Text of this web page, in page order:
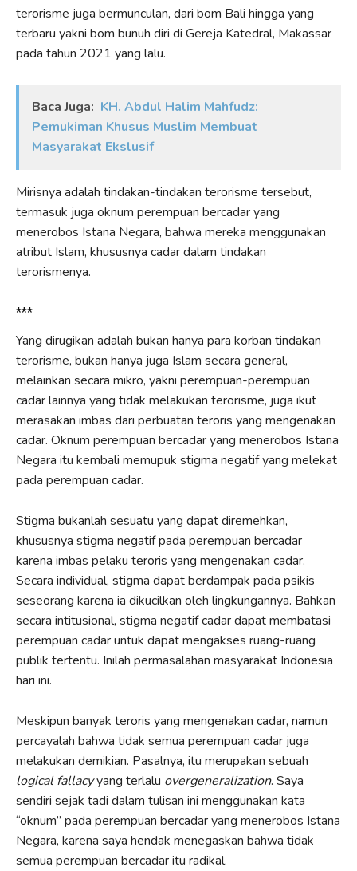
terorisme juga bermunculan, dari bom Bali hingga yang
terbaru yakni bom bunuh diri di Gereja Katedral, Makassar
pada tahun 2021 yang lalu.
Baca Juga: KH. Abdul Halim Mahfudz:
Pemukiman Khusus Muslim Membuat
Masyarakat Ekslusif
Mirisnya adalah tindakan-tindakan terorisme tersebut,
termasuk juga oknum perempuan bercadar yang
menerobos Istana Negara, bahwa mereka menggunakan
atribut Islam, khususnya cadar dalam tindakan
terorismenya.
***
Yang dirugikan adalah bukan hanya para korban tindakan
terorisme, bukan hanya juga Islam secara general,
melainkan secara mikro, yakni perempuan-perempuan
cadar lainnya yang tidak melakukan terorisme, juga ikut
merasakan imbas dari perbuatan teroris yang mengenakan
cadar. Oknum perempuan bercadar yang menerobos Istana
Negara itu kembali memupuk stigma negatif yang melekat
pada perempuan cadar.
Stigma bukanlah sesuatu yang dapat diremehkan,
khususnya stigma negatif pada perempuan bercadar
karena imbas pelaku teroris yang mengenakan cadar.
Secara individual, stigma dapat berdampak pada psikis
seseorang karena ia dikucilkan oleh lingkungannya. Bahkan
secara intitusional, stigma negatif cadar dapat membatasi
perempuan cadar untuk dapat mengakses ruang-ruang
publik tertentu. Inilah permasalahan masyarakat Indonesia
hari ini.
Meskipun banyak teroris yang mengenakan cadar, namun
percayalah bahwa tidak semua perempuan cadar juga
melakukan demikian. Pasalnya, itu merupakan sebuah
logical fallacyyang terlalu overgeneralization. Saya
sendiri sejak tadi dalam tulisan ini menggunakan kata
“oknum” pada perempuan bercadar yang menerobos Istana
Negara, karena saya hendak menegaskan bahwa tidak
semua perempuan bercadar itu radikal.